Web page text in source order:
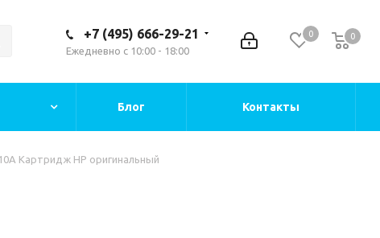
0 0
+7 (495) 666-29-21
Ежедневно с 10:00 - 18:00
Блог Контакты
Картридж HP оригинальный